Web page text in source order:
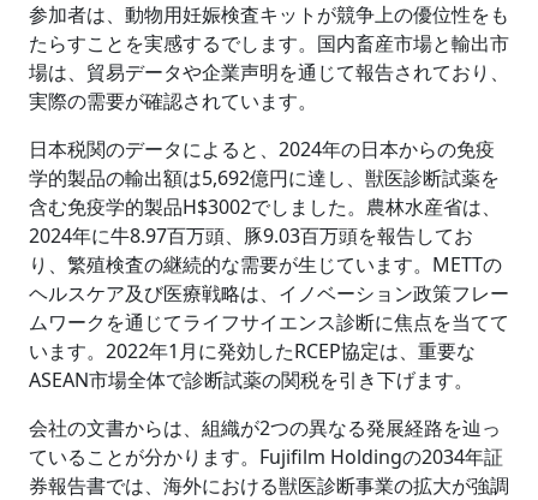
参加者は、動物用妊娠検査キットが競争上の優位性をも
たらすことを実感するでします。国内畜産市場と輸出市
場は、貿易データや企業声明を通じて報告されており、
実際の需要が確認されています。
日本税関のデータによると、2024年の日本からの免疫
学的製品の輸出額は5,692億円に達し、獣医診断試薬を
含む免疫学的製品H$3002でしました。農林水産省は、
2024年に牛8.97百万頭、豚9.03百万頭を報告してお
り、繁殖検査の継続的な需要が生じています。METTの
ヘルスケア及び医療戦略は、イノベーション政策フレー
ムワークを通じてライフサイエンス診断に焦点を当てて
います。2022年1月に発効したRCEP協定は、重要な
ASEAN市場全体で診断試薬の関税を引き下げます。
会社の文書からは、組織が2つの異なる発展経路を辿っ
ていることが分かります。Fujifilm Holdingの2034年証
券報告書では、海外における獣医診断事業の拡大が強調